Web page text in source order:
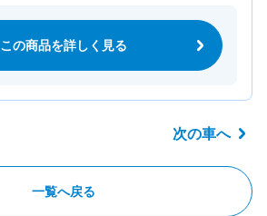
この商品を詳しく見る
一覧へ戻る
次の車へ